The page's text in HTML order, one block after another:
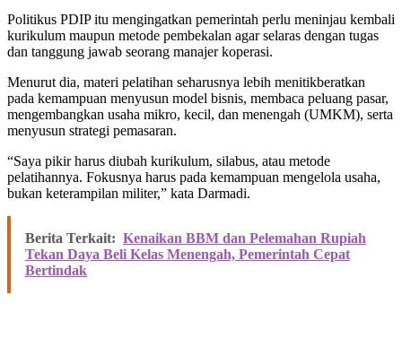
Politikus PDIP itu mengingatkan pemerintah perlu meninjau kembali
kurikulum maupun metode pembekalan agar selaras dengan tugas
dan tanggung jawab seorang manajer koperasi.
Menurut dia, materi pelatihan seharusnya lebih menitikberatkan
pada kemampuan menyusun model bisnis, membaca peluang pasar,
mengembangkan usaha mikro, kecil, dan menengah (UMKM), serta
menyusun strategi pemasaran.
“Saya pikir harus diubah kurikulum, silabus, atau metode
pelatihannya. Fokusnya harus pada kemampuan mengelola usaha,
bukan keterampilan militer,” kata Darmadi.
Berita Terkait: Kenaikan BBM dan Pelemahan Rupiah
Tekan Daya Beli Kelas Menengah, Pemerintah Cepat
Bertindak